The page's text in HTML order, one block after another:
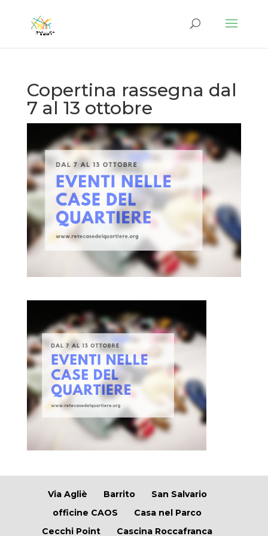
Copertina rassegna dal
7 al 13 ottobre
Via Agliè Barrito
San Salvario
officine CAOS
Casa nel Parco
Cecchi Point
Cascina Roccafranca